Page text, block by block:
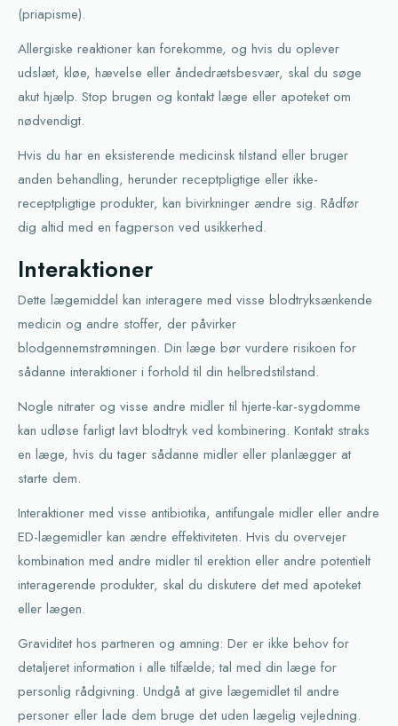
(priapisme).
Allergiske reaktioner kan forekomme, og hvis du oplever
udslæt, kløe, hævelse eller åndedrætsbesvær, skal du søge
akut hjælp. Stop brugen og kontakt læge eller apoteket om
nødvendigt.
Hvis du har en eksisterende medicinsk tilstand eller bruger
anden behandling, herunder receptpligtige eller ikke-
receptpligtige produkter, kan bivirkninger ændre sig. Rådfør
dig altid med en fagperson ved usikkerhed.
Interaktioner
Dette lægemiddel kan interagere med visse blodtryksænkende
medicin og andre stoffer, der påvirker
blodgennemstrømningen. Din læge bør vurdere risikoen for
sådanne interaktioner i forhold til din helbredstilstand.
Nogle nitrater og visse andre midler til hjerte-kar-sygdomme
kan udløse farligt lavt blodtryk ved kombinering. Kontakt straks
en læge, hvis du tager sådanne midler eller planlægger at
starte dem.
Interaktioner med visse antibiotika, antifungale midler eller andre
ED-lægemidler kan ændre effektiviteten. Hvis du overvejer
kombination med andre midler til erektion eller andre potentielt
interagerende produkter, skal du diskutere det med apoteket
eller lægen.
Graviditet hos partneren og amning: Der er ikke behov for
detaljeret information i alle tilfælde; tal med din læge for
personlig rådgivning. Undgå at give lægemidlet til andre
personer eller lade dem bruge det uden lægelig vejledning.